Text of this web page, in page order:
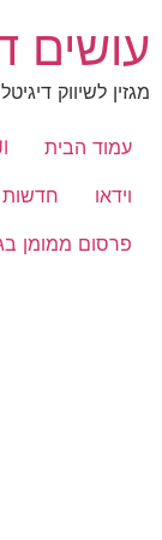
לתוכן
עושים
מגזין לשיווק
עמוד הבית
וידאו
חדשות
פרסום ממומן